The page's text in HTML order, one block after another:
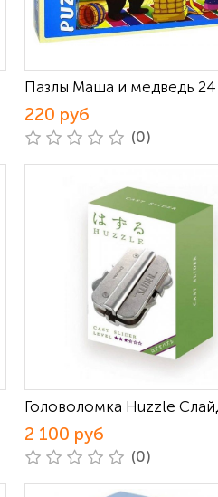
Пазлы Маша и медведь
220 руб
(0)
Головоломка Huzzle
2 100 руб
(0)